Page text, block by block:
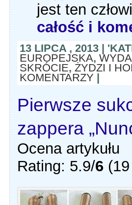
jest ten
całość i
13 LIPCA , 2013 |
EUROPEJSKA,
SKRÓCIE,ŻYDZI I
KOMENTARZY |
Pierwsze
zappera
Ocena artykułu
Rating: 5.9/6